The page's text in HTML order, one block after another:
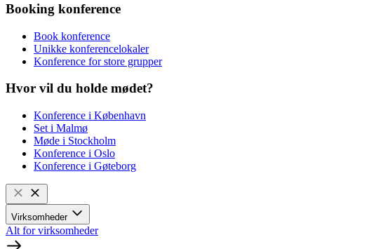
Booking konference
Book konference
Unikke konferencelokaler
Konference for store grupper
Hvor vil du holde mødet?
Konference i København
Set i Malmø
Møde i Stockholm
Konference i Oslo
Konference i Gøteborg
Virksomheder
Alt for virksomheder